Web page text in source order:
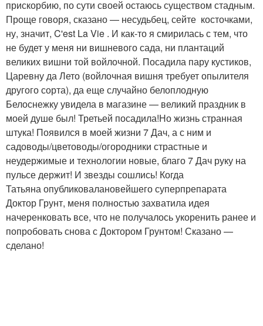
прискорбию, по сути своей остаюсь существом стадным.
Проще говоря, сказано — несудьбец, сейте косточками,
ну, значит, C'est La Vie . И как-то я смирилась с тем, что
не будет у меня ни вишневого сада, ни плантаций
великих вишни той войлочной. Посадила пару кустиков,
Царевну да Лето (войлочная вишня требует опылителя
другого сорта), да еще случайно белоплодную
Белоснежку увидела в магазине — великий праздник в
моей душе был! Третьей посадила!Но жизнь странная
штука! Появился в моей жизни 7 Дач, а с ним и
садоводы/цветоводы/огородники страстные и
неудержимые и технологии новые, благо 7 Дач руку на
пульсе держит! И звезды сошлись! Когда
Татьяна опубликовалановейшего суперпрепарата
Доктор Грунт, меня полностью захватила идея
начеренковать все, что не получалось укоренить ранее и
попробовать снова с Доктором Грунтом! Сказано —
сделано!